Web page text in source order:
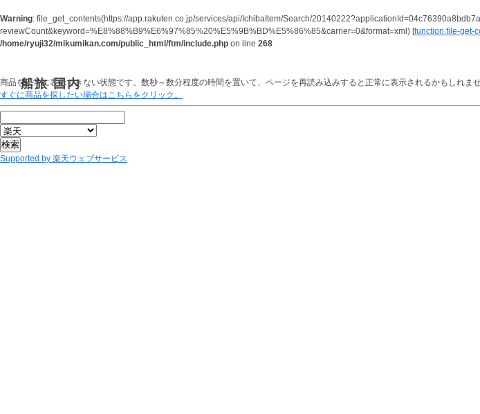
Warning: file_get_contents(https://app.rakuten.co.jp/services/api/IchibaItem/Search/
reviewCount&keyword=%E8%88%B9%E6%97%85%20%E5%9B%BD%E5%86%85&carrier=0&format=xml) [function.file-get-
/home/ryuji32/mikumikan.com/public_html/ftm/include.php on line 268
船旅 国内
商品を正常に表示できない状態です。数秒～数分程度の時間を置いて、ページを再読み込みすると正常に表示されるかもしれませ
すぐに商品を探したい場合はこちらをクリック。
Supported by 楽天ウェブサービス